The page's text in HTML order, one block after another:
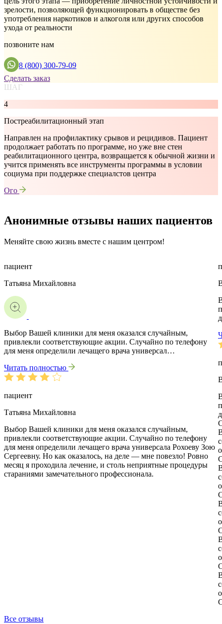
зрелости, позволяющей функционировать в обществе без
употребления наркотиков и алкоголя или других способов
ухода от реальности
позвоните нам
8 (800) 300-79-09
Сделать заказ
ШАГ
4
Постреабилитационный этап
Направлен на профилактику срывов и рецидивов. Пациент
продолжает работать по программе, но уже вне стен
реабилитационного центра, возвращается к обычной жизни и
учится применять все инструменты программы в условии
социума при поддержке специалстов центра
Ого
Анонимные отзывы наших пациентов
Меняйте свою жизнь вместе с нашим центром!
пациент
Татьяна Михайловна
Выбор Вашей клиники для меня оказался случайным,
привлекли соответствующие акции. Случайно по телефону
для меня определили лечащего врача универсал…
Читать полностью
пациент
Татьяна Михайловна
Выбор Вашей клиники для меня оказался случайным,
привлекли соответствующие акции. Случайно по телефону
для меня определили лечащего врача универсала Рохоеву Зою
Сергеевну. Но как оказалось, на деле — мне повезло! Ровно
месяц я проходила лечение, и столь неприятные процедуры
стараниями замечательного профессионала.
Все отзывы